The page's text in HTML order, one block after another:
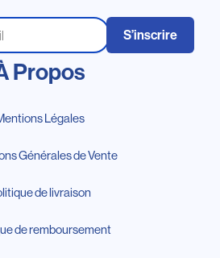
S’inscrire
Propos
Légales
Générales de Vente
de livraison
de remboursement